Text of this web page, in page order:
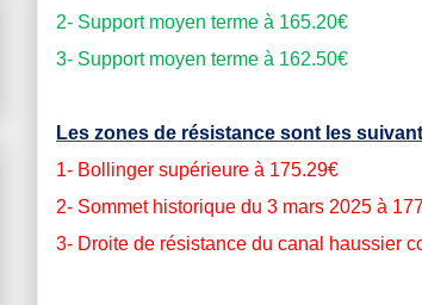
2- Support moyen terme à 165.20€
3- Support moyen terme à 162.50€
Les zones de résistance sont les
1- Bollinger supérieure à 175.29€
2- Sommet historique du 3 mars 2025 à
3- Droite de résistance du canal haussier